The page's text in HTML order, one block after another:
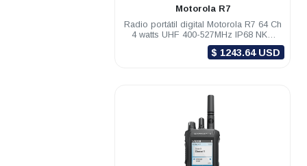
Motorola R7
Radio portátil digital Motorola R7 64 Ch
4 watts UHF 400-527MHz IP68 NKP
Compatible
$ 1243.64 USD